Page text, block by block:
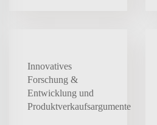
Innovatives
Forschung &
Entwicklung und
Produktverkaufsargumente